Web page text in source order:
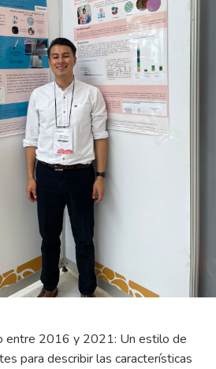
entre 2016 y 2021: Un estilo de
para describir las características